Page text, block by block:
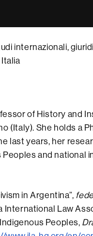
internazionali,
of History and
(Italy). She holds a
last years, her
and national
in Argentina”,
International Law
Peoples,